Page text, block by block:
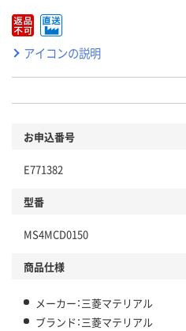
アイコンの説明
お申込番号
E771382
型番
MS4MCD0150
商品仕様
メーカー：三菱マテリアル
ブランド：三菱マテリアル